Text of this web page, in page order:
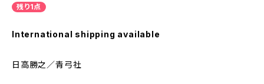
残り1点
International shipping available
日高勝之／青弓社